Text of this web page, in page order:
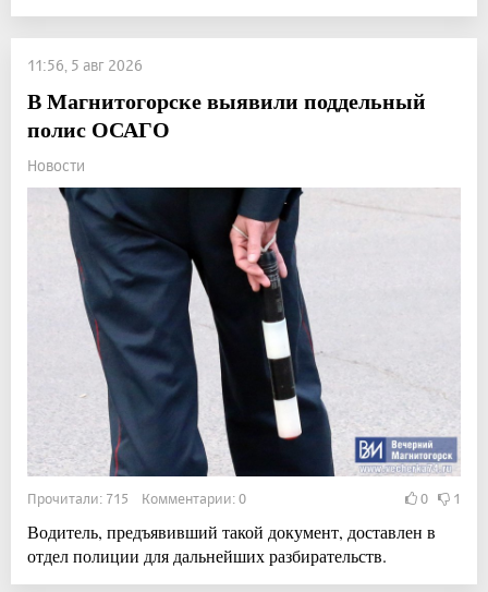
11:56, 5 авг 2026
В Магнитогорске выявили поддельный
полис ОСАГО
Новости
Прочитали: 715 Комментарии: 0 0 1
Водитель, предъявивший такой документ, доставлен в
отдел полиции для дальнейших разбирательств.